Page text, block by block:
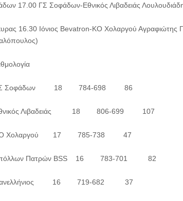
17.00 ΓΣ Σοφάδων-Εθνικός Λιβαδειάς
16.30 Ιόνιος Bevatron-ΚΟ Χολαργού
Σοφάδων 18 784-698 86
Λιβαδειάς 18 806-699 107
Χολαργού 17 785-738 47
Πατρών BSS 16 783-701 82
16 719-682 37